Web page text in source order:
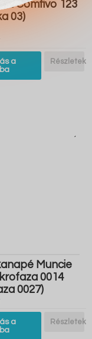
Comfivo 123
03)
a
Részletek
Muncie
0014
0027)
a
Részletek